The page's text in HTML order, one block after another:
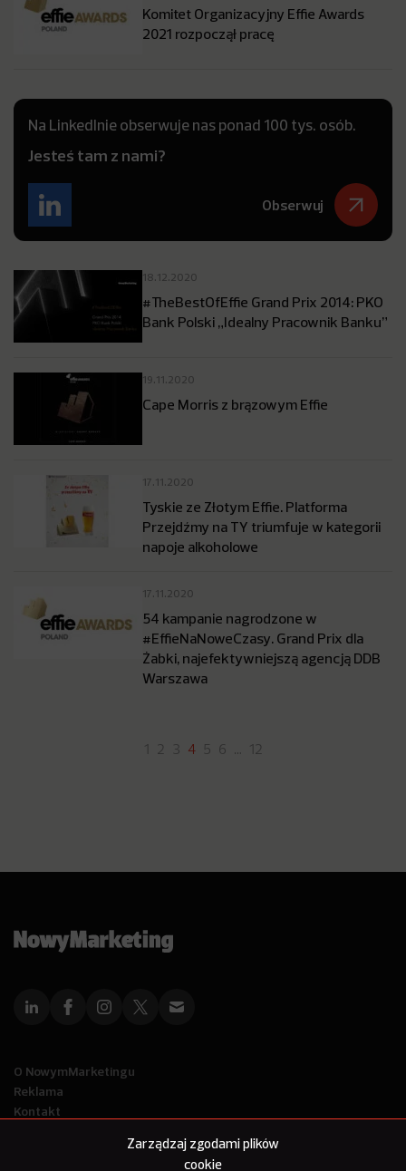
Zarządzaj zgodami plików
cookie
Komitet Organizacyjny Effie Awards
2021 rozpoczął pracę
Na LinkedInie obserwuje nas ponad 100 tys. osób.
Jesteś tam z nami?
Obserwuj
18.12.2020
#TheBestOfEffie Grand Prix 2014: PKO
Bank Polski „Idealny Pracownik Banku”
19.11.2020
Cape Morris z brązowym Effie
17.11.2020
Tyskie ze Złotym Effie. Platforma
Przejdźmy na TY triumfuje w kategorii
napoje alkoholowe
17.11.2020
54 kampanie nagrodzone w
#EffieNaNoweCzasy. Grand Prix dla
Żabki, najefektywniejszą agencją DDB
Warszawa
2 3 4 5 6 … 12
O NowymMarketingu
Reklama
Kontakt